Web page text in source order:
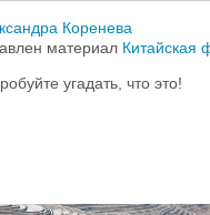
Коренева
материал Китайская
угадать, что это!